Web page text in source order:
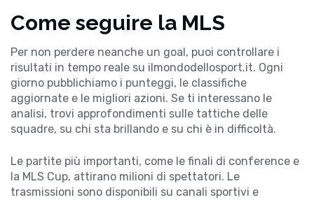
Come seguire la MLS
Per non perdere neanche un goal, puoi controllare i
risultati in tempo reale su ilmondodellosport.it. Ogni
giorno pubblichiamo i punteggi, le classifiche
aggiornate e le migliori azioni. Se ti interessano le
analisi, trovi approfondimenti sulle tattiche delle
squadre, su chi sta brillando e su chi è in difficoltà.
Le partite più importanti, come le finali di conference e
la MLS Cup, attirano milioni di spettatori. Le
trasmissioni sono disponibili su canali sportivi e